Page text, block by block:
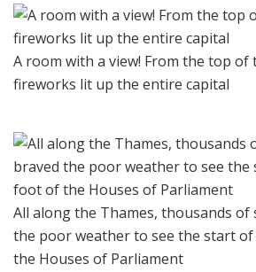
A room with a view! From the top of
fireworks lit up the entire capital
All along the Thames, thousands of
the poor weather to see the start
the Houses of Parliament